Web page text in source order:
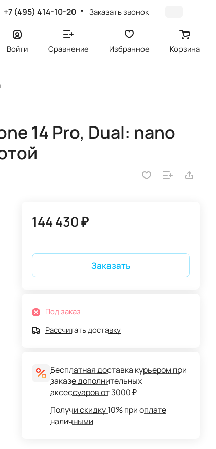
+7 (495) 414-10-20 Заказать звонок
Войти Сравнение Избранное Корзина
14 Pro, Dual: nano
144 430 ₽
Заказать
Под заказ
Рассчитать доставку
Бесплатная доставка курьером при
заказе дополнительных
аксессуаров от 3000 ₽
Получи скидку 10% при оплате
наличными